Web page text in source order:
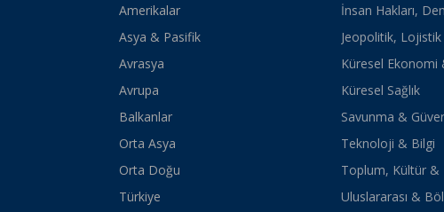
Amerikalar
Asya & Pasifik
Avrasya
Avrupa
Balkanlar
Orta Asya
Orta Doğu
Türkiye
İnsan Hakları,
Jeopolitik, Lojistik
Küresel Ekonomi
Küresel Sağlık
Savunma &
Teknoloji & Bilgi
Toplum, Kültür &
Uluslararası &